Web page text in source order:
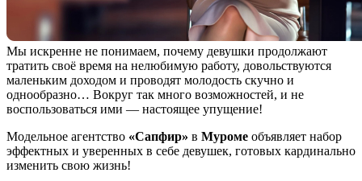
Мы искренне не понимаем, почему девушки продолжают
тратить своё время на нелюбимую работу, довольствуются
маленьким доходом и проводят молодость скучно и
однообразно… Вокруг так много возможностей, и не
воспользоваться ими — настоящее упущение!
Модельное агентство «Сапфир» в Муроме объявляет набор
эффектных и уверенных в себе девушек, готовых кардинально
изменить свою жизнь!